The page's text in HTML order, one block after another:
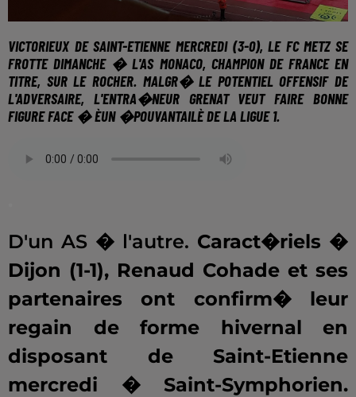
VICTORIEUX DE SAINT-ETIENNE MERCREDI (3-0), LE FC METZ SE
FROTTE DIMANCHE � L'AS MONACO, CHAMPION DE FRANCE EN
TITRE, SUR LE ROCHER. MALGR� LE POTENTIEL OFFENSIF DE
L'ADVERSAIRE, L'ENTRA�NEUR GRENAT VEUT FAIRE BONNE
FIGURE FACE �ÈUN �POUVANTAILÈDE LA LIGUE 1.
D'un AS � l'autre. Caract�riels �
Dijon (1-1), Renaud Cohade et ses
partenaires ont confirm� leur
regain de forme hivernal en
disposant de Saint-Etienne
mercredi � Saint-Symphorien.